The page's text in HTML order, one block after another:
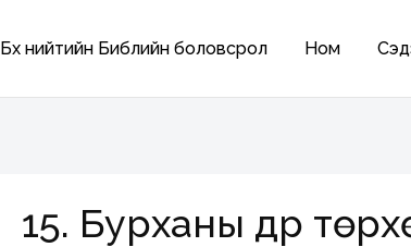
Бүх нийтийн Библийн боловсрол Ном
15. Бурханы дүр